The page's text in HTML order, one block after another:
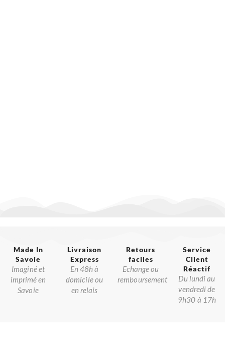
Made In
Savoie​
Imaginé et
imprimé en
Savoie
Livraison
Express
En 48h à
domicile ou
en relais
Retours
faciles
Echange ou
remboursement
Service
Client
Réactif​
Du lundi au
vendredi de
9h30 à 17h